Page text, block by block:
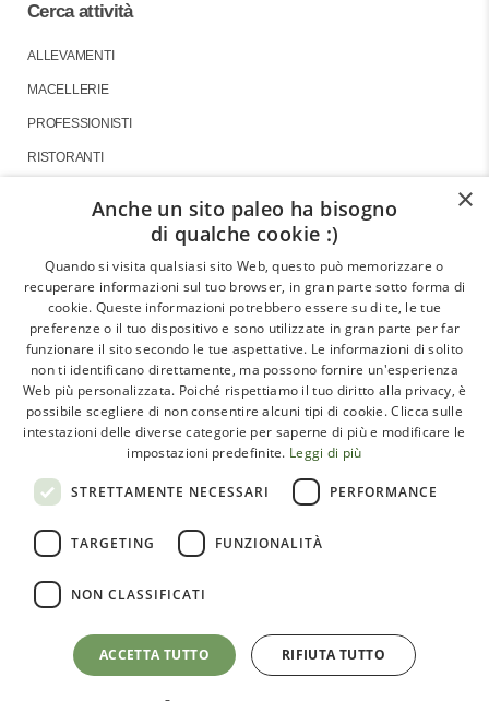
Cerca attività
ALLEVAMENTI
MACELLERIE
PROFESSIONISTI
RISTORANTI
GLI ARTICOLI
LE INTERVISTE
CHI SIAMO
CONTATTI
Paleoadvisor.net è un progetto di Francesca Pietrobon e
(RM) Italy – C.F. PTRFNC91T67l407X
Privacy e cookie policy Termini e condizioniMap Icons
×
Anche un sito paleo ha bisogno
di qualche cookie :)
Quando si visita qualsiasi sito Web, questo può memorizzare o
recuperare informazioni sul tuo browser, in gran parte sotto forma di
cookie. Queste informazioni potrebbero essere su di te, le tue
preferenze o il tuo dispositivo e sono utilizzate in gran parte per far
funzionare il sito secondo le tue aspettative. Le informazioni di solito
non ti identificano direttamente, ma possono fornire un'esperienza
Web più personalizzata. Poiché rispettiamo il tuo diritto alla privacy, è
possibile scegliere di non consentire alcuni tipi di cookie. Clicca sulle
intestazioni delle diverse categorie per saperne di più e modificare le
impostazioni predefinite. Leggi di più
STRETTAMENTE NECESSARI PERFORMANCE
TARGETING FUNZIONALITÀ
NON CLASSIFICATI
ACCETTA TUTTO RIFIUTA TUTTO